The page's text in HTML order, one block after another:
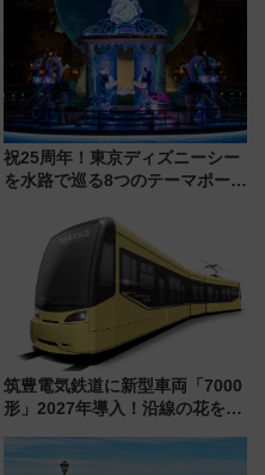
祝25周年！東京ディズニーシー
を水路で巡る8つのテーマポート
筑豊電気鉄道に新型車両「7000
形」2027年導入！沿線の花をイ
内は落ち着いたゆとりある空間